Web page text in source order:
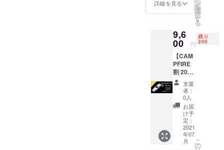
より下
ます。
※デザイ
ン・仕
様は変
更にな
る可能
性もご
ざいま
す。ご
了承く
ださ
い。 ※
ご注文
状況、
使用部
25％OF
Fで
の
USBtou
ch1つ ※
皆様の
応援購
入によ
り量産
効率が
向上し
た場
合、正
規販売
価格が
販売予
定価格
詳細を見る ン
を
選
択
す
る
9,6
00 円
残り
200
【CAM
PFIRE
割 200
名様限
定
20％off
】
USBtou
ch×１
USBtou
ch 1つ
［一般
支援
者：
0人
お届
け予
定：
2021
年07
月
こ
の